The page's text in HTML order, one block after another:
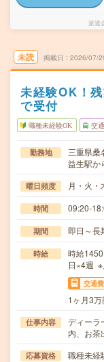
派遣
未読 掲載日 2026/07/
未経験OK！
で受付
職種未経験OK 交
勤務地
三重県桑
益生駅か
曜日頻度 月・火・
時間 09:20-
期間 即日～長
時給
時給
日×4週 ※
交通費
1ヶ月3
仕事内容
ディーラ
内、お
応募資格
職種未経